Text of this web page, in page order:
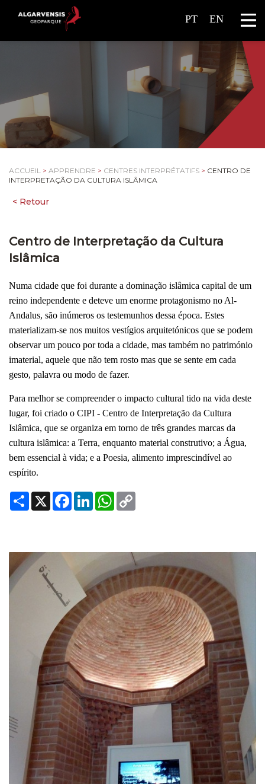
PT EN
ACCUEIL > APPRENDRE > CENTRES INTERPRÉTATIFS > CENTRO DE
INTERPRETAÇÃO DA CULTURA ISLÂMICA
Centro de Interpretação da Cultura
Islâmica
Numa cidade que foi durante a dominação islâmica capital de um
reino independente e deteve um enorme protagonismo no Al-
Andalus, são inúmeros os testemunhos dessa época. Estes
materializam-se nos muitos vestígios arquitetónicos que se podem
observar um pouco por toda a cidade, mas também no património
imaterial, aquele que não tem rosto mas que se sente em cada
gesto, palavra ou modo de fazer.
Para melhor se compreender o impacto cultural tido na vida deste
lugar, foi criado o CIPI - Centro de Interpretação da Cultura
Islâmica, que se organiza em torno de três grandes marcas da
cultura islâmica: a Terra, enquanto material construtivo; a Água,
bem essencial à vida; e a Poesia, alimento imprescindível ao
espírito.
Share
X Facebook
LinkedInWhatsApp